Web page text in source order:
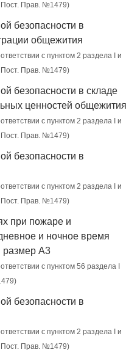
Прав. №1479)
безопасности в
общежития
с пунктом 2 раздела I и
Прав. №1479)
безопасности в складе
ценностей общежития
с пунктом 2 раздела I и
Прав. №1479)
безопасности в
с пунктом 2 раздела I и
Прав. №1479)
при пожаре и
и ночное время
размер А3
с пунктом 56 раздела I
безопасности в
с пунктом 2 раздела I и
Прав. №1479)